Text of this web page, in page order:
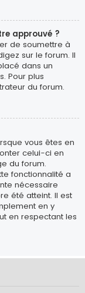
approuvé ?
de soumettre à
sur le forum. Il
dans un
Pour plus
du forum.
vous êtes en
celui-ci en
du forum.
fonctionnalité a
nécessaire
été atteint. Il est
en y
en respectant les